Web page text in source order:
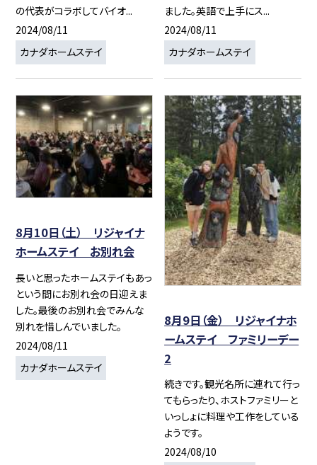
の代表がコラボしてバイオ...
2024/08/11
カナダホームステイ
ました。英語で上手にス...
2024/08/11
カナダホームステイ
8月10日（土） リジャイナ
ホームステイ お別れ会
長いと思ったホームステイもあっ
という間にお別れ会の日迎えま
した。最後のお別れ会でみんな
別れを惜しんでいました。
2024/08/11
カナダホームステイ
8月9日（金） リジャイナホ
ームステイ ファミリーデー
2
続きです。観光名所に連れて行っ
てもらったり、ホストファミリーと
いっしょに料理や工作をしている
ようです。
2024/08/10